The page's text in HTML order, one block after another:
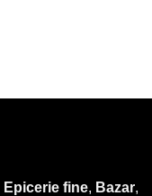
Epicerie fine, Bazar,